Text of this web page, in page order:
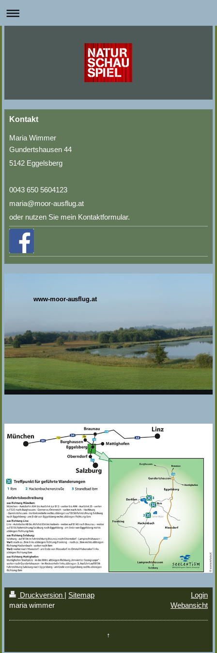
Kontakt
Maria Wimmer
Gundertshausen 44
5142 Eggelsberg
0043 650 5604123
maria@moor-ausflug.at
oder nutzen Sie mein Kontaktformular.
www-moor-ausflug.at
Druckversion | Sitemap
maria wimmer
Login
Webansicht
↑